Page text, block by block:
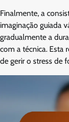
Finalmente, a
imaginação guiada
gradualmente a
com a técnica. Esta
de gerir o stress de